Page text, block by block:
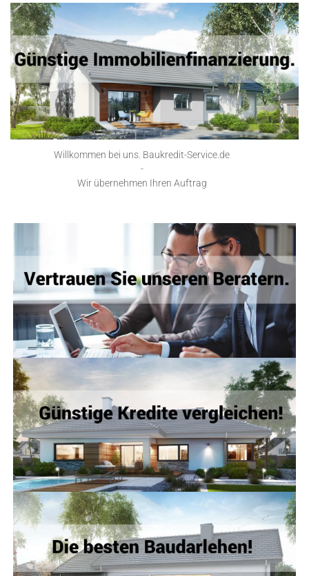
Willkommen bei uns. Baukredit-Service.de
-
Wir übernehmen Ihren Auftrag